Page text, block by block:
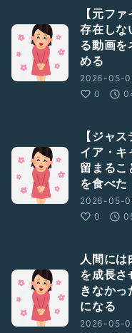
【元フ
存在しな
る動画を
める
2026-05-
0
【ジャ
イア・キ
留まるこ
を食べた
2026-05-
0
人間に
を成長さ
きなかっ
になる
2026-05-